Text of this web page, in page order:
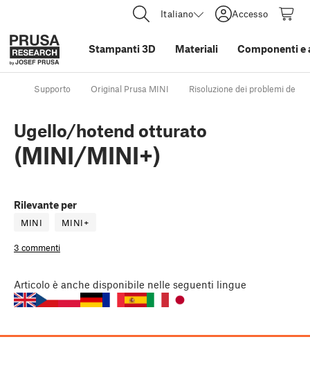
Italiano Accesso
Stampanti 3D Materiali Componenti e
Supporto Original Prusa MINI Risoluzione dei problemi della
Ugello/hotend otturato
(MINI/MINI+)
Rilevante per
MINI MINI+
3 commenti
Articolo è anche disponibile nelle seguenti lingue